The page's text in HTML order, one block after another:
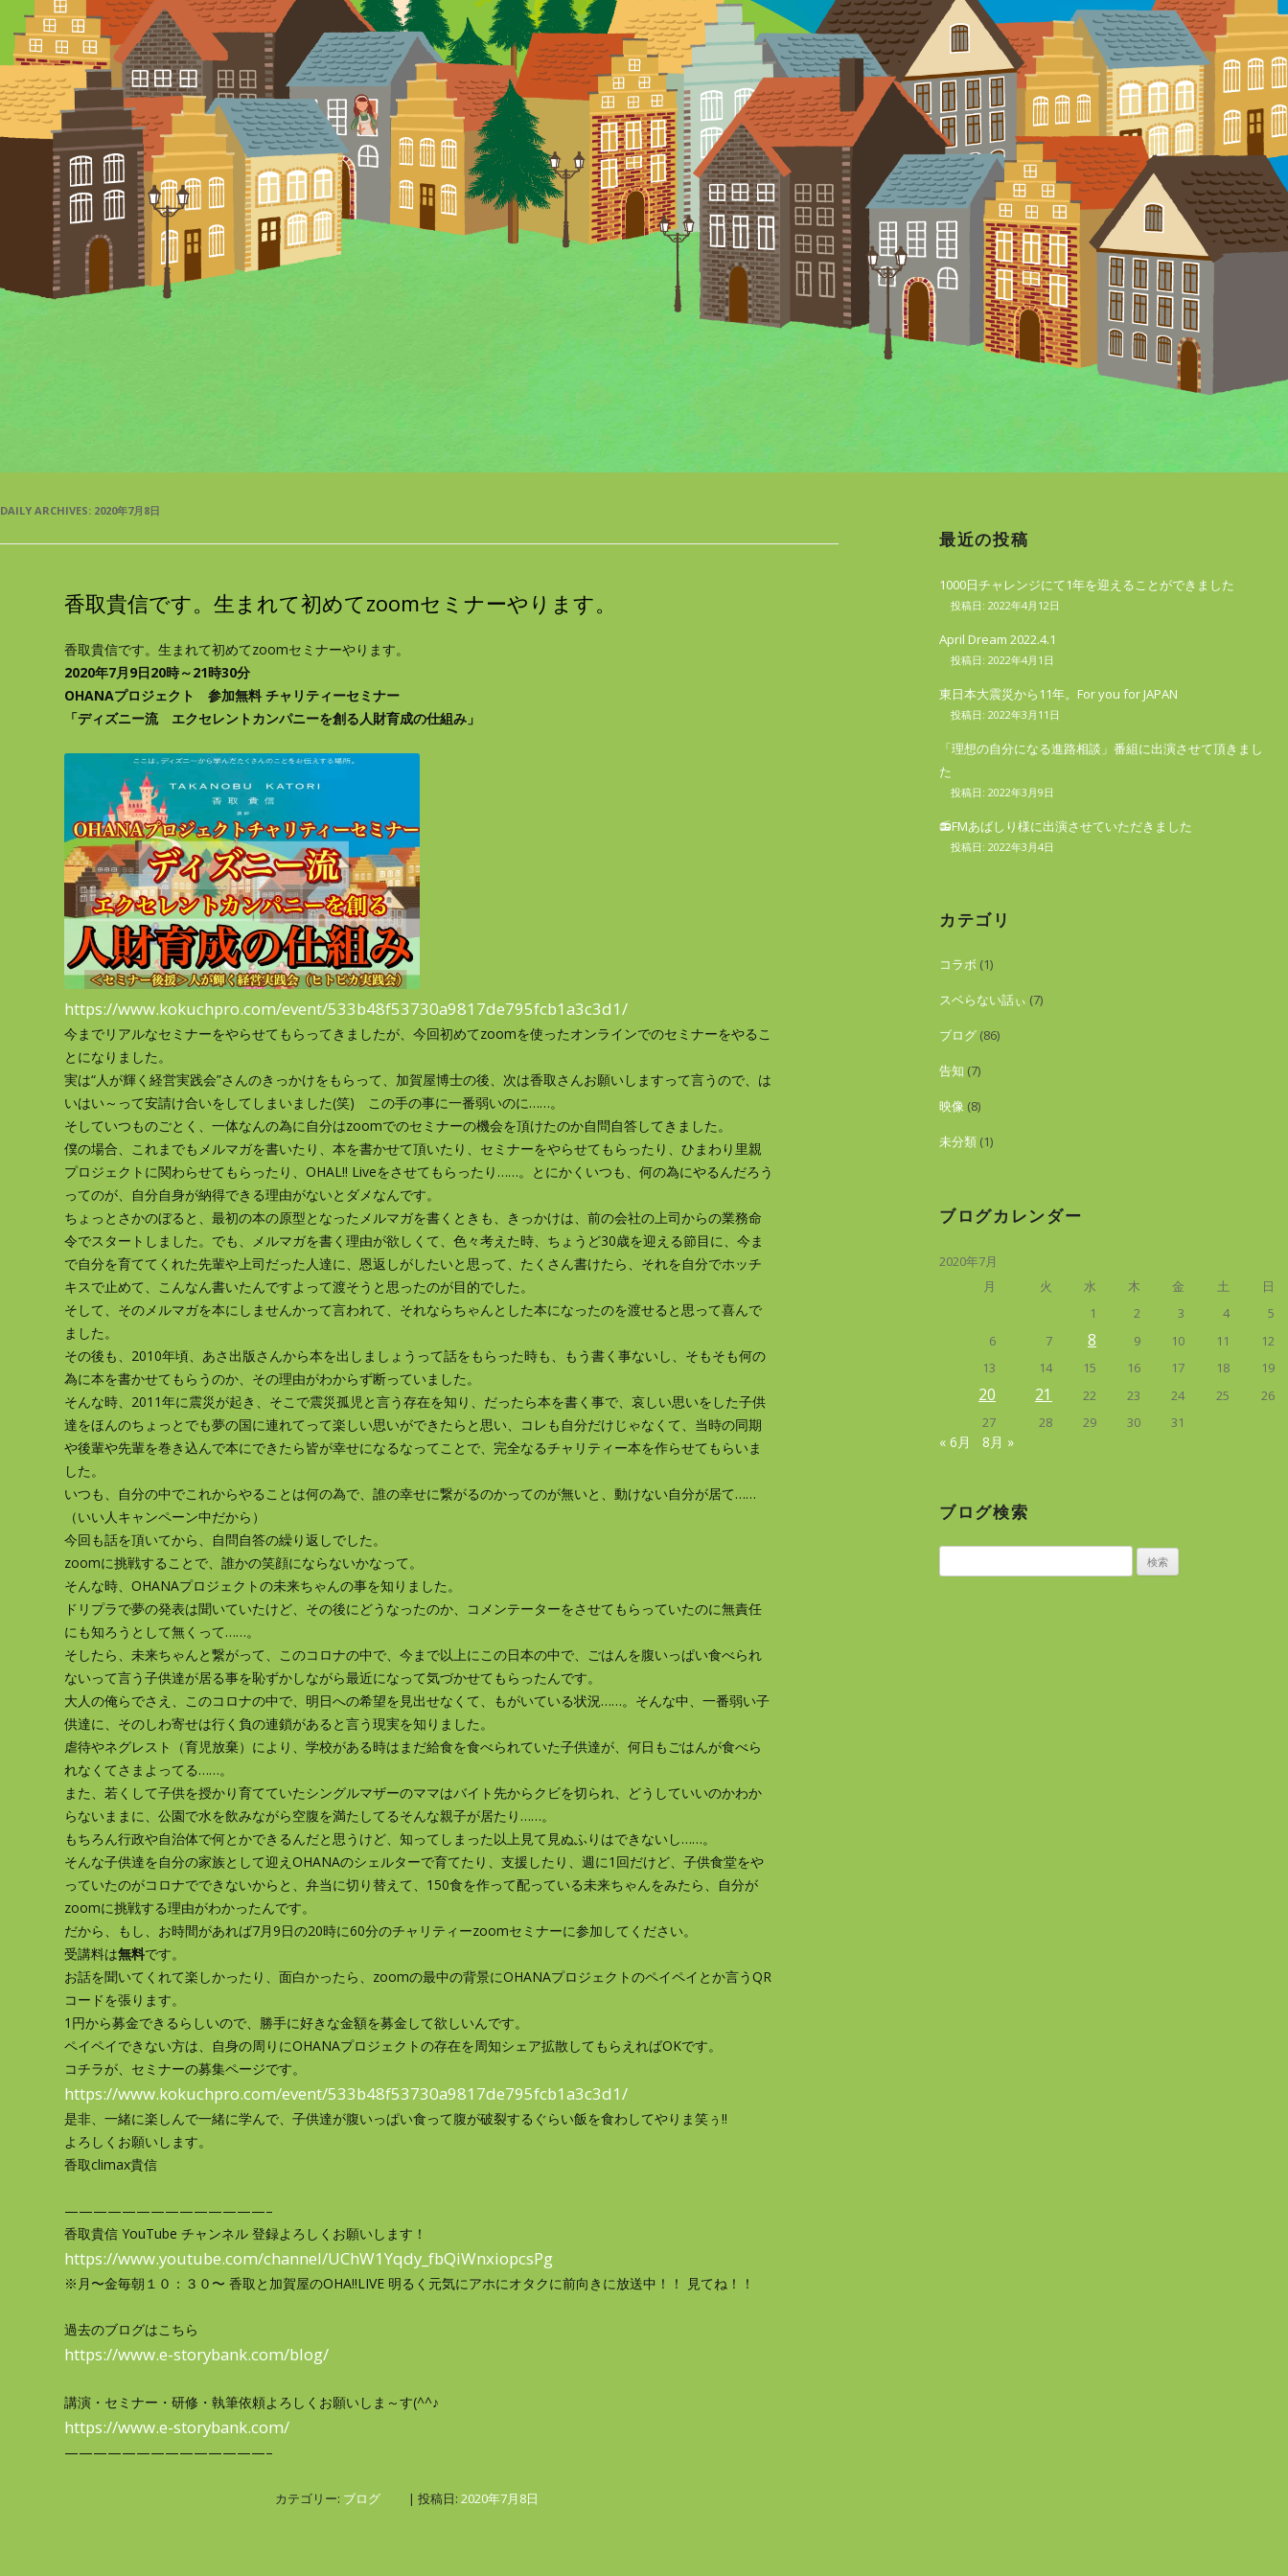
DAILY ARCHIVES: 2020年7月8日
香取貴信です。生まれて初めてzoomセミナーやります。
香取貴信です。生まれて初めてzoomセミナーやります。
2020年7月9日20時～21時30分
OHANAプロジェクト 参加無料 チャリティーセミナー
「ディズニー流 エクセレントカンパニーを創る人財育成の仕組み」
https://www.kokuchpro.com/event/533b48f53730a9817de795fcb1a3c3d1/
今までリアルなセミナーをやらせてもらってきましたが、今回初めてzoomを使ったオンラインでのセミナーをやるこ
とになりました。
実は“人が輝く経営実践会”さんのきっかけをもらって、加賀屋博士の後、次は香取さんお願いしますって言うので、は
いはい～って安請け合いをしてしまいました(笑) この手の事に一番弱いのに……。
そしていつものごとく、一体なんの為に自分はzoomでのセミナーの機会を頂けたのか自問自答してきました。
僕の場合、これまでもメルマガを書いたり、本を書かせて頂いたり、セミナーをやらせてもらったり、ひまわり里親
プロジェクトに関わらせてもらったり、OHAL!! Liveをさせてもらったり……。とにかくいつも、何の為にやるんだろう
ってのが、自分自身が納得できる理由がないとダメなんです。
ちょっとさかのぼると、最初の本の原型となったメルマガを書くときも、きっかけは、前の会社の上司からの業務命
令でスタートしました。でも、メルマガを書く理由が欲しくて、色々考えた時、ちょうど30歳を迎える節目に、今ま
で自分を育ててくれた先輩や上司だった人達に、恩返しがしたいと思って、たくさん書けたら、それを自分でホッチ
キスで止めて、こんなん書いたんですよって渡そうと思ったのが目的でした。
そして、そのメルマガを本にしませんかって言われて、それならちゃんとした本になったのを渡せると思って喜んで
ました。
その後も、2010年頃、あさ出版さんから本を出しましょうって話をもらった時も、もう書く事ないし、そもそも何の
為に本を書かせてもらうのか、その理由がわからず断っていました。
そんな時、2011年に震災が起き、そこで震災孤児と言う存在を知り、だったら本を書く事で、哀しい思いをした子供
達をほんのちょっとでも夢の国に連れてって楽しい思いができたらと思い、コレも自分だけじゃなくて、当時の同期
や後輩や先輩を巻き込んで本にできたら皆が幸せになるなってことで、完全なるチャリティー本を作らせてもらいま
した。
いつも、自分の中でこれからやることは何の為で、誰の幸せに繋がるのかってのが無いと、動けない自分が居て……
（いい人キャンペーン中だから）
今回も話を頂いてから、自問自答の繰り返しでした。
zoomに挑戦することで、誰かの笑顔にならないかなって。
そんな時、OHANAプロジェクトの未来ちゃんの事を知りました。
ドリプラで夢の発表は聞いていたけど、その後にどうなったのか、コメンテーターをさせてもらっていたのに無責任
にも知ろうとして無くって……。
そしたら、未来ちゃんと繋がって、このコロナの中で、今まで以上にこの日本の中で、ごはんを腹いっぱい食べられ
ないって言う子供達が居る事を恥ずかしながら最近になって気づかせてもらったんです。
大人の俺らでさえ、このコロナの中で、明日への希望を見出せなくて、もがいている状況……。そんな中、一番弱い子
供達に、そのしわ寄せは行く負の連鎖があると言う現実を知りました。
虐待やネグレスト（育児放棄）により、学校がある時はまだ給食を食べられていた子供達が、何日もごはんが食べら
れなくてさまよってる……。
また、若くして子供を授かり育てていたシングルマザーのママはバイト先からクビを切られ、どうしていいのかわか
らないままに、公園で水を飲みながら空腹を満たしてるそんな親子が居たり……。
もちろん行政や自治体で何とかできるんだと思うけど、知ってしまった以上見て見ぬふりはできないし……。
そんな子供達を自分の家族として迎えOHANAのシェルターで育てたり、支援したり、週に1回だけど、子供食堂をや
っていたのがコロナでできないからと、弁当に切り替えて、150食を作って配っている未来ちゃんをみたら、自分が
zoomに挑戦する理由がわかったんです。
だから、もし、お時間があれば7月9日の20時に60分のチャリティーzoomセミナーに参加してください。
受講料は無料です。
お話を聞いてくれて楽しかったり、面白かったら、zoomの最中の背景にOHANAプロジェクトのペイペイとか言うQR
コードを張ります。
1円から募金できるらしいので、勝手に好きな金額を募金して欲しいんです。
ペイペイできない方は、自身の周りにOHANAプロジェクトの存在を周知シェア拡散してもらえればOKです。
コチラが、セミナーの募集ページです。
https://www.kokuchpro.com/event/533b48f53730a9817de795fcb1a3c3d1/
是非、一緒に楽しんで一緒に学んで、子供達が腹いっぱい食って腹が破裂するぐらい飯を食わしてやりま笑ぅ‼
よろしくお願いします。
香取climax貴信
——————————————–
香取貴信 YouTube チャンネル 登録よろしくお願いします！
https://www.youtube.com/channel/UChW1Yqdy_fbQiWnxiopcsPg
※月〜金毎朝１０：３０〜 香取と加賀屋のOHA‼LIVE 明るく元気にアホにオタクに前向きに放送中！！ 見てね！！
過去のブログはこちら
https://www.e-storybank.com/blog/
講演・セミナー・研修・執筆依頼よろしくお願いしま～す(^^♪
https://www.e-storybank.com/
——————————————–
カテゴリー: ブログ | 投稿日: 2020年7月8日
最近の投稿
1000日チャレンジにて1年を迎えることができました
2022年4月12日
April Dream 2022.4.1
2022年4月1日
東日本大震災から11年。For you for JAPAN
2022年3月11日
「理想の自分になる進路相談」番組に出演させて頂きまし
た
2022年3月9日
📻FMあばしり様に出演させていただきました
2022年3月4日
カテゴリ
コラボ (1)
スベらない話ぃ (7)
ブログ (86)
告知 (7)
映像 (8)
未分類 (1)
ブログカレンダー
2020年7月
月
火 水 木 金 土
日
1
2 3 4
5
6
7 8 9 10 11
12
13
14 15 16 17 18 19
20 21 22 23 24 25
26
27
28 29 30 31
« 6月 8月 »
ブログ検索
索: